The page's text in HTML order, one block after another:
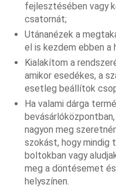
fejlesztésében vagy
csatornát;
Utánanézek a
el is kezdem ebben a
Kialakítom a
amikor esedékes, a
esetleg beállítok
Ha valami dárga
nagyon meg
szokást, hogy
boltokban vagy
meg a döntésemet
helyszínen.